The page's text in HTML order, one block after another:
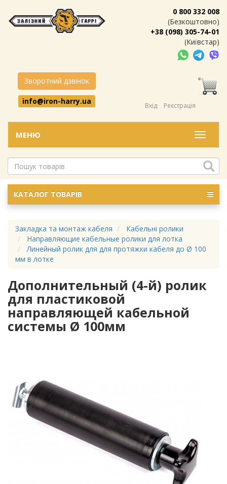
0 800 332 008
(Безкоштовно)
+38 (098) 305-74-01
(Київстар)
Зворотний дзвінок
info@iron-harry.ua
Вхід Реєстрація
Меню
МЕНЮ
КАТАЛОГ ТОВАРІВ
Закладка та монтаж кабеля
Кабельні ролики
Направляющие кабельные ролики для лотка
Линейный ролик для для протяжки кабеля до Ø 100
мм в лотке
Дополнительный (4-й) ролик
для пластиковой
направляющей кабельной
системы Ø 100мм